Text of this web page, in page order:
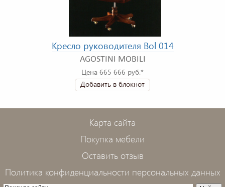
Кресло руководителя Bol 014
AGOSTINI MOBILI
Цена 665 666 руб.*
Добавить в блокнот
Карта сайта
Покупка мебели
Оставить отзыв
Политика конфиденциальности персональных данных